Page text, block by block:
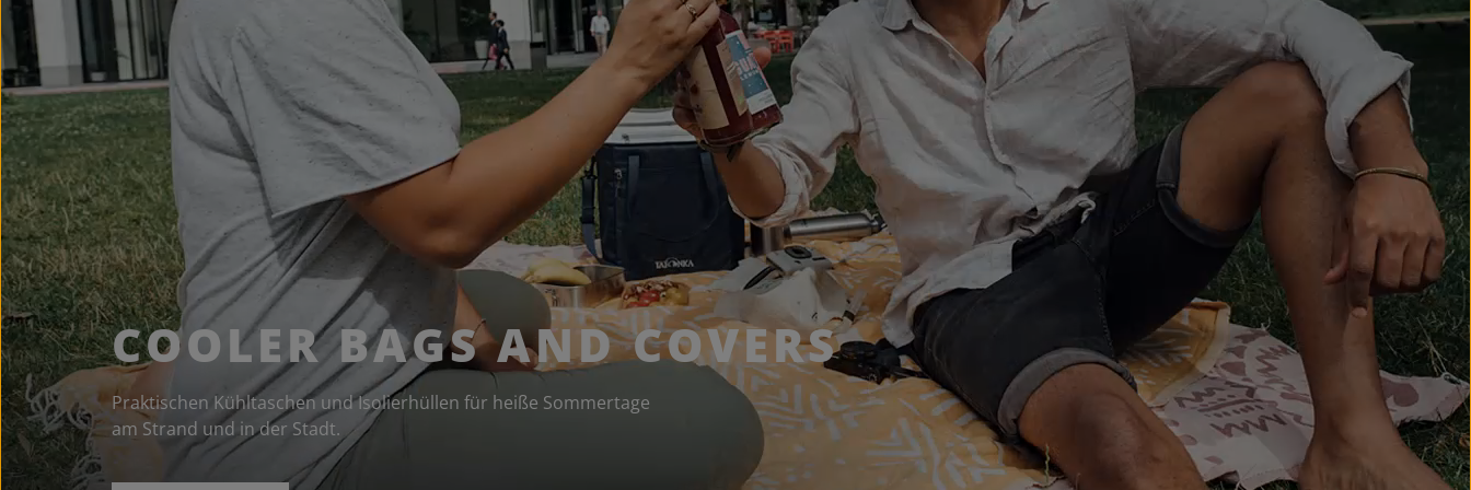
COOLER BAGS AND COVERS
Praktischen Kühltaschen und Isolierhüllen für heiße Sommertage
am Strand und in der Stadt.